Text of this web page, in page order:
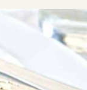
της